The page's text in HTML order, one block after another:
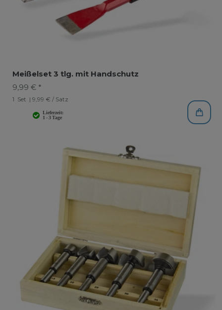
Meißelset 3 tlg. mit Handschutz
9,99 € *
1 Set | 9,99 € / Satz